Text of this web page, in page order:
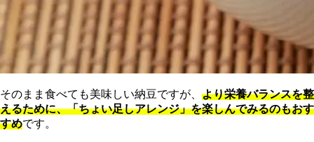
そのまま食べても美味しい納豆ですが、 より栄養バランスを整
えるために、「ちょい足しアレンジ」を楽しんでみるのもおす
すめです。